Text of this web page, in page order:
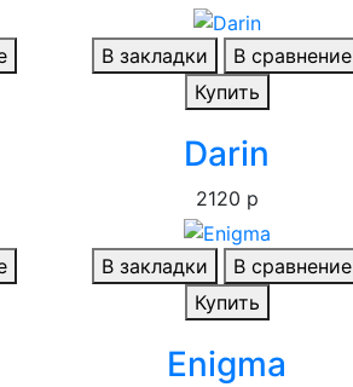
В закладки
В сравнение
Купить
Darin
2120 р
В закладки
В сравнение
Купить
Enigma